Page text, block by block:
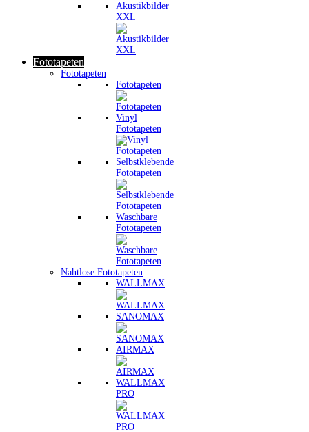
Akustikbilder
XXL
Fototapeten
Fototapeten
Fototapeten
Vinyl
Fototapeten
Selbstklebende
Fototapeten
Waschbare
Fototapeten
Nahtlose Fototapeten
WALLMAX
SANOMAX
AIRMAX
WALLMAX
PRO